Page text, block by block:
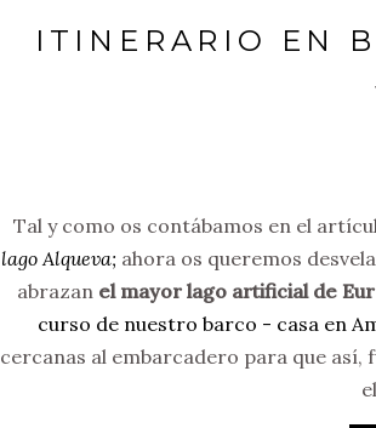
ITINERARIO EN
Tal y como os contábamos en el
lago Alqueva; ahora os queremos
abrazan el mayor lago artificial de
curso de nuestro barco - casa en
cercanas al embarcadero para que así,